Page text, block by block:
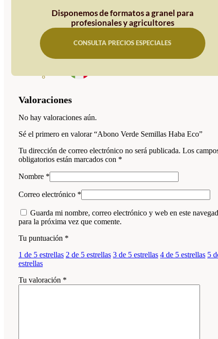
Disponemos de formatos a granel para
profesionales y agricultores
CONSULTA PRECIOS ESPECIALES
Valoraciones
No hay valoraciones aún.
Sé el primero en valorar “Abono Verde Semillas Haba Eco”
Tu dirección de correo electrónico no será publicada. Los
obligatorios están marcados con *
Nombre *
Correo electrónico *
Guarda mi nombre, correo electrónico y web en este
para la próxima vez que comente.
Tu puntuación *
1 de 5 estrellas 2 de 5 estrellas 3 de 5 estrellas 4 de 5 estrellas 5
estrellas
Tu valoración *